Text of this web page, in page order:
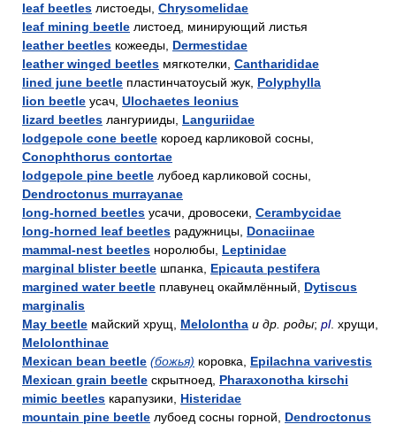
leaf beetles листоеды, Chrysomelidae
leaf mining beetle листоед, минирующий листья
leather beetles кожееды, Dermestidae
leather winged beetles мягкотелки, Cantharididae
lined june beetle пластинчатоусый жук, Polyphylla
lion beetle усач, Ulochaetes leonius
lizard beetles лангурииды, Languriidae
lodgepole cone beetle короед карликовой сосны,
Conophthorus contortae
lodgepole pine beetle лубоед карликовой сосны,
Dendroctonus murrayanae
long-horned beetles усачи, дровосеки, Cerambycidae
long-horned leaf beetles радужницы, Donaciinae
mammal-nest beetles норолюбы, Leptinidae
marginal blister beetle шпанка, Epicauta pestifera
margined water beetle плавунец окаймлённый, Dytiscus
marginalis
May beetle майский хрущ, Melolontha и др. роды; pl. хрущи,
Melolonthinae
Mexican bean beetle (божья) коровка, Epilachna varivestis
Mexican grain beetle скрытноед, Pharaxonotha kirschi
mimic beetles карапузики, Histeridae
mountain pine beetle лубоед сосны горной, Dendroctonus